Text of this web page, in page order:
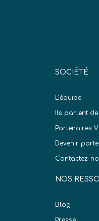
SOCIÉTÉ
L’équipe
Ils parlent
Partenaires
Devenir
Contactez-
NOS
Blog